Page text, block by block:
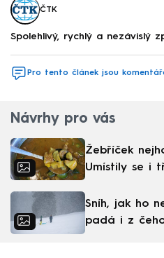
ČTK
Spolehlivý, rychlý a nezávislý
Pro tento článek jsou
Návrhy pro vás
Žebříček
Umístily se i
Sníh, jak ho
padá i z